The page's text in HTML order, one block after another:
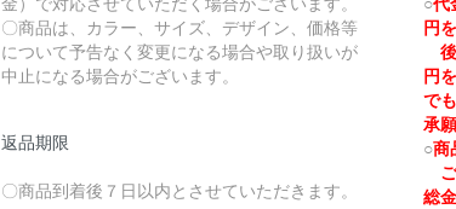
〇商品は、カラー、サイズ、デザイン、価格等
について予告なく変更になる場合や取り扱いが
中止になる場合がございます。
返品期限
〇商品到着後７日以内とさせていただきます。
円
円
で
承
○商
総